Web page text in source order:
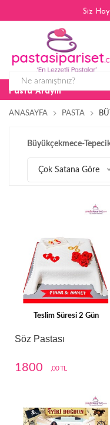
Siz
Pasta Arayın
ANASAYFA PASTA
Büyükçekmece-
Çok Satana Göre
Teslim Süresi 2 Gün
Söz Pastası
1800 ,00 TL